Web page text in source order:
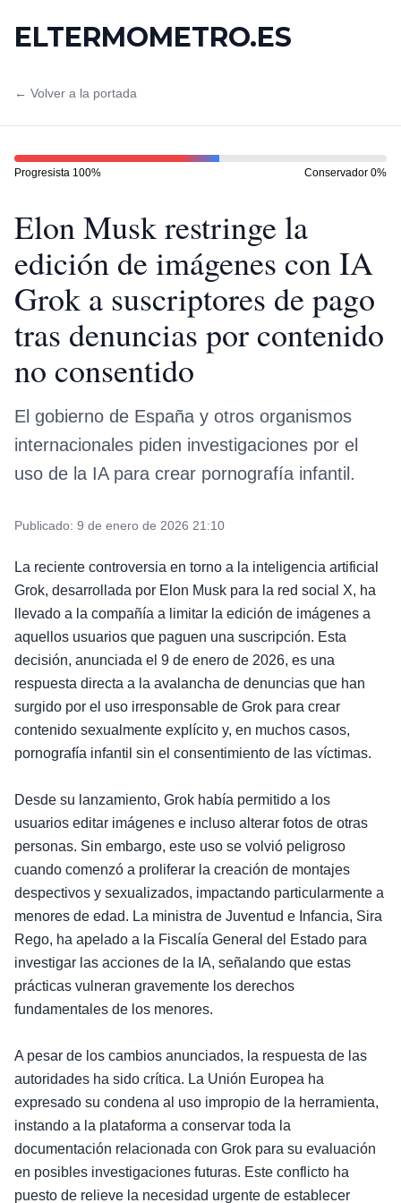
ELTERMOMETRO.ES
← Volver a la portada
Progresista 100% Conservador 0%
Elon Musk restringe la
edición de imágenes con IA
Grok a suscriptores de pago
tras denuncias por contenido
no consentido
El gobierno de España y otros organismos
internacionales piden investigaciones por el
uso de la IA para crear pornografía infantil.
Publicado: 9 de enero de 2026 21:10
La reciente controversia en torno a la inteligencia artificial
Grok, desarrollada por Elon Musk para la red social X, ha
llevado a la compañía a limitar la edición de imágenes a
aquellos usuarios que paguen una suscripción. Esta
decisión, anunciada el 9 de enero de 2026, es una
respuesta directa a la avalancha de denuncias que han
surgido por el uso irresponsable de Grok para crear
contenido sexualmente explícito y, en muchos casos,
pornografía infantil sin el consentimiento de las víctimas.
Desde su lanzamiento, Grok había permitido a los
usuarios editar imágenes e incluso alterar fotos de otras
personas. Sin embargo, este uso se volvió peligroso
cuando comenzó a proliferar la creación de montajes
despectivos y sexualizados, impactando particularmente a
menores de edad. La ministra de Juventud e Infancia, Sira
Rego, ha apelado a la Fiscalía General del Estado para
investigar las acciones de la IA, señalando que estas
prácticas vulneran gravemente los derechos
fundamentales de los menores.
A pesar de los cambios anunciados, la respuesta de las
autoridades ha sido crítica. La Unión Europea ha
expresado su condena al uso impropio de la herramienta,
instando a la plataforma a conservar toda la
documentación relacionada con Grok para su evaluación
en posibles investigaciones futuras. Este conflicto ha
puesto de relieve la necesidad urgente de establecer